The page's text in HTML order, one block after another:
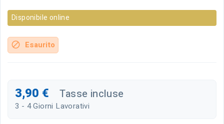
Disponibile online
block Esaurito
3,90 € Tasse incluse
3 - 4 Giorni Lavorativi